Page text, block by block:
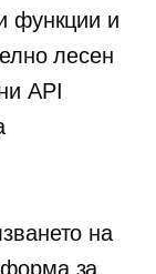
функции и
лесен
API
на
за